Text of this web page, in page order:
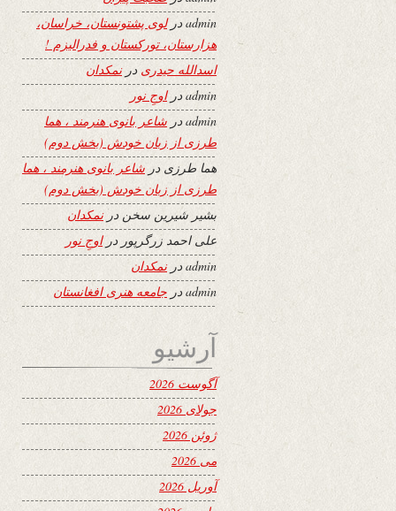
admin درلوی پشتونستان، خراسان،
هزارستان، تورکستان و فدرالیزم !
اسدالله حیدری درنمکدان
adminدراوجِ نور
adminدر شاعر بانوی هنرمند ، هما
طرزی از زبان خودش (بخش دوم)
هما طرزی در شاعر بانوی هنرمند ، هما
طرزی از زبان خودش (بخش دوم)
بشیر شیرین سخن درنمکدان
علی احمد زرگرپور دراوجِ نور
adminدرنمکدان
admin در جامعه هنری افغانستان
آرشیو
آگوست 2026
جولای 2026
ژوئن 2026
می 2026
آوریل 2026